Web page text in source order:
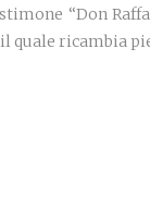
“Don
quale ricambia